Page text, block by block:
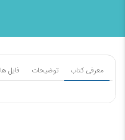
معرفی کتاب توضیحات فایل ها